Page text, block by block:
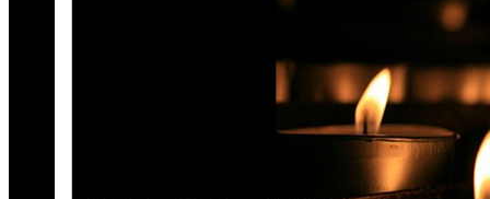
Всеукраїнська Рада перекладачів жестової
Всеукраїнська Рада директорів УТОГ
Всеукраїнська молодіжна Рада УТОГ